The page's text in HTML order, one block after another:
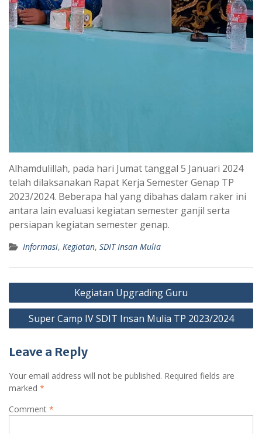
Alhamdulillah, pada hari Jumat tanggal 5 Januari 2024
telah dilaksanakan Rapat Kerja Semester Genap TP
2023/2024. Beberapa hal yang dibahas dalam raker ini
antara lain evaluasi kegiatan semester ganjil serta
persiapan kegiatan semester genap.
Informasi, Kegiatan, SDIT Insan Mulia
Post
navigation
Kegiatan Upgrading Guru
Super Camp IV SDIT Insan Mulia TP 2023/2024
Leave a Reply
Your email address will not be published. Required fields are
marked *
Comment *